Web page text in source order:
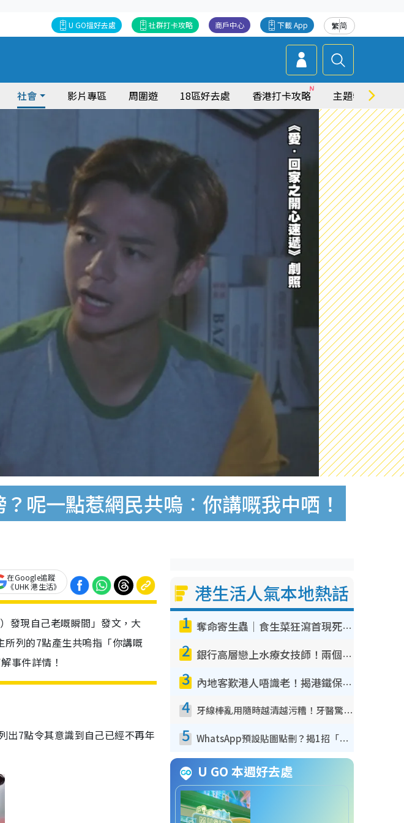
繁简
下載 App
商戶中心
社群打卡攻略
U GO搵好去處
社會 影片專區 周圍遊 18區好去處 香港打卡攻略 主題特集
呢一點惹網民共嗚︰你講嘅我中哂！
在Google追蹤
《UHK 港生活》
發現自己老嘅瞬間」發文，大
所列的7點產生共嗚指「你講嘅
事件詳情！
出7點令其意識到自己已經不再年
港生活人氣本地熱話
1 奪命寄生蟲｜食生菜狂瀉首現死者！疫潮惡化錄1.8萬宗病例 揭洗菜3大謬誤
2 銀行高層戀上水療女技師！兩個月借128萬驚覺「沉船」沉落火海 揭背後疑似邪教操控賣淫
3 內地客歎港人唔識老！揭港鐵保鮮級冷氣 港人求放過：咪投訴
4 牙線棒亂用隨時越清越污糟！牙醫驚揭盲目過戶細菌恐致蛀牙：呢種先係日常真保養
5 WhatsApp預設貼圖點刪？揭1招「反向操作」還原簡潔介面 附3步實測教學
U GO 本週好去處